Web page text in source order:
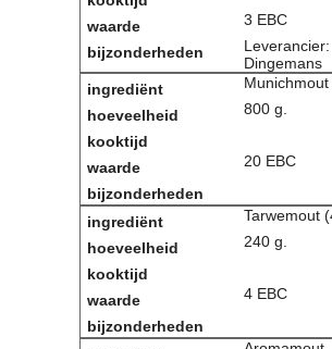
3 EBC
Leverancier:
Dingemans
800 g.
20 EBC
Tarwemout
240 g.
4 EBC
Polderbok
Wedstrijduitslagen
Prijzen
Bijzondere Leden
- Keurmeesters
- Professioneel
- Biersommeliers
Recepten
Recepten
Zoeken